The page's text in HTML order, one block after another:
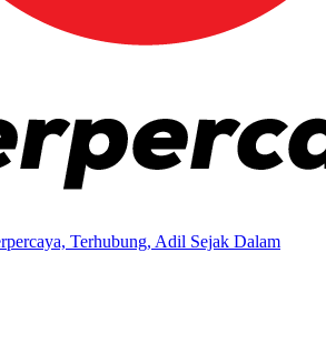
Terhubung, Adil Sejak Dalam